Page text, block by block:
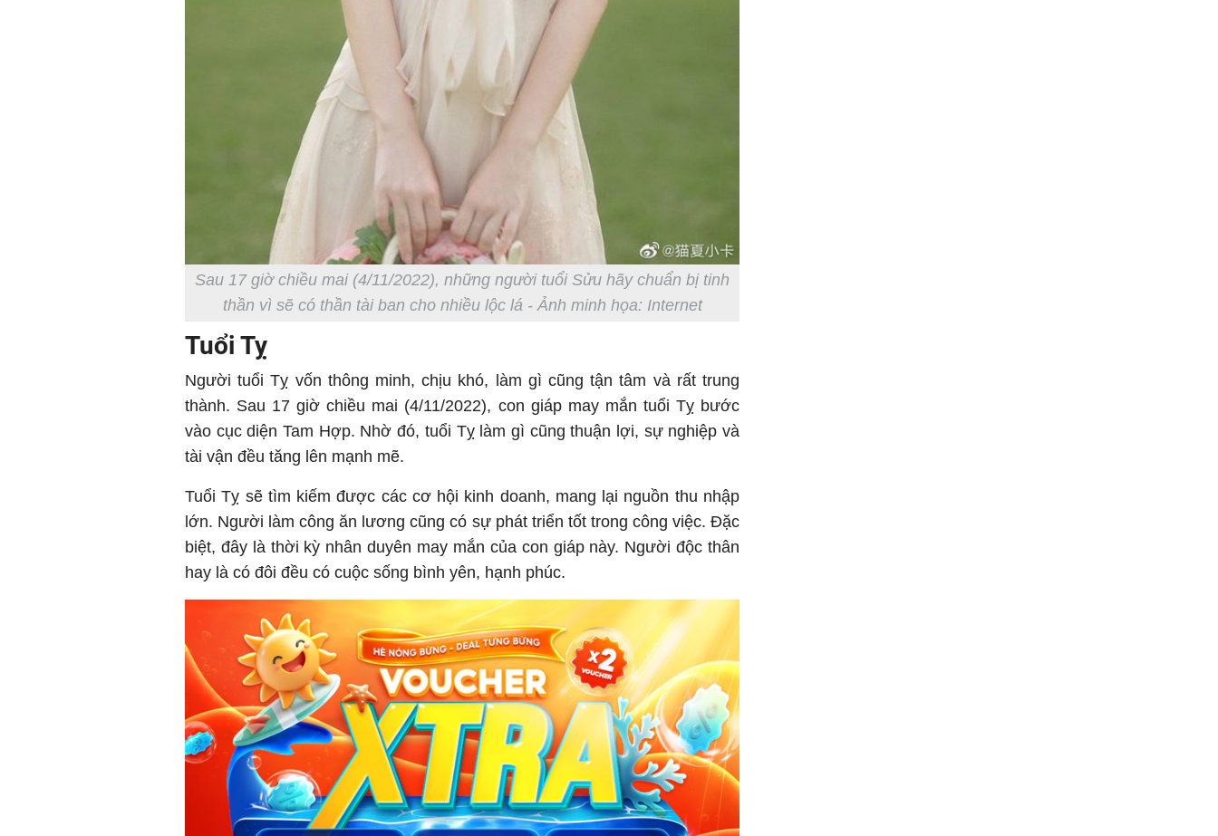
Sau 17 giờ chiều mai (4/11/2022), những người tuổi Sửu hãy chuẩn bị tinh
thần vì sẽ có thần tài ban cho nhiều lộc lá - Ảnh minh họa: Internet
Tuổi Tỵ
Người tuổi Tỵ vốn thông minh, chịu khó, làm gì cũng tận tâm và rất trung
thành. Sau 17 giờ chiều mai (4/11/2022), con giáp may mắn tuổi Tỵ bước
vào cục diện Tam Hợp. Nhờ đó, tuổi Tỵ làm gì cũng thuận lợi, sự nghiệp và
tài vận đều tăng lên mạnh mẽ.
Tuổi Tỵ sẽ tìm kiếm được các cơ hội kinh doanh, mang lại nguồn thu nhập
lớn. Người làm công ăn lương cũng có sự phát triển tốt trong công việc. Đặc
biệt, đây là thời kỳ nhân duyên may mắn của con giáp này. Người độc thân
hay là có đôi đều có cuộc sống bình yên, hạnh phúc.